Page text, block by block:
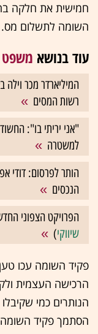
חמישית את חלקה
השומה לתשלום מס.
עוד בנושא משפט
רשות המסים
"אני יריתי בו":
למשטרה
הותר לפרסום: דודי
הנכסים
הפרויקט הצפוני
שיווקי)
פקיד השומה עכו
הרכישה העצמית
הנותרים כמי